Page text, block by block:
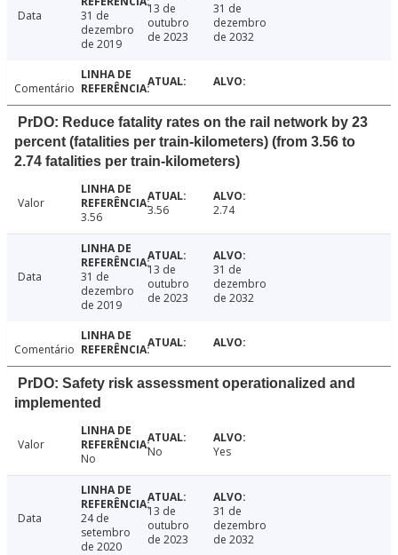
Data
31 de
dezembro
de 2019
13 de
outubro
de 2023
31 de
dezembro
de 2032
Comentário
PrDO: Reduce fatality rates on the rail network by 23
percent (fatalities per train-kilometers) (from 3.56 to
2.74 fatalities per train-kilometers)
Valor
3.56
3.56 2.74
Data
31 de
dezembro
de 2019
13 de
outubro
de 2023
31 de
dezembro
de 2032
Comentário
PrDO: Safety risk assessment operationalized and
implemented
Valor
No
No Yes
Data
24 de
setembro
de 2020
13 de
outubro
de 2023
31 de
dezembro
de 2032